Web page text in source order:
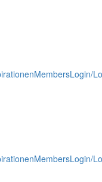
MembersLogin/
MembersLogin/